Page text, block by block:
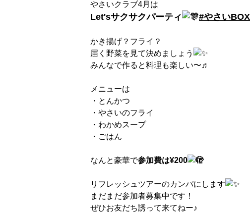
やさいクラブ4月は
Let'sサクサクパーティ #やさいBOX
かき揚げ？フライ？
届く野菜を見て決めましょう
みんなで作ると料理も楽しい〜♬
メニューは
・とんかつ
・やさいのフライ
・わかめスープ
・ごはん
なんと豪華で参加費は¥200
リフレッシュツアーのカンパにします
まだまだ参加者募集中です！
ぜひお友だち誘って来てねー♪